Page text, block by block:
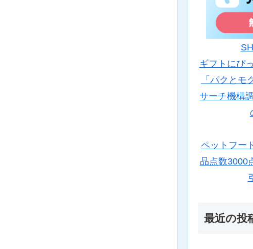
ギフトにぴ
「パクと
サーチ機構
ペットフー
品点数3000
最近の投